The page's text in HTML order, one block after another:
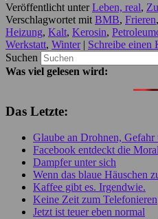
Veröffentlicht unter Leben, real,
Verschlagwortet mit BMB, Frieren,
Heizung, Kalt, Kerosin,
Werkstatt, Winter | Schreibe einen
Suchen
Was viel gelesen wird:
Das Letzte:
Glaube an Drohnen, Gefahr
Facebook entdeckt die Moral
Dampfer unter sich
Wenn das blaue Häuschen
Kaffee gibt es. Irgendwie.
Keine Zeit zum Telefonieren
Jetzt ist teuer eben normal